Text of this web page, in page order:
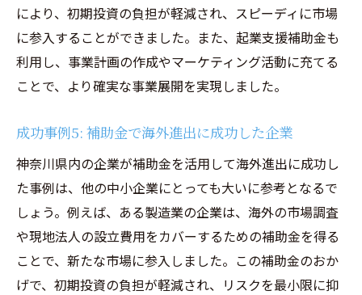
により、初期投資の負担が軽減され、スピーディに市場
に参入することができました。また、起業支援補助金も
利用し、事業計画の作成やマーケティング活動に充てる
ことで、より確実な事業展開を実現しました。
成功事例5: 補助金で海外進出に成功した企業
神奈川県内の企業が補助金を活用して海外進出に成功し
た事例は、他の中小企業にとっても大いに参考となるで
しょう。例えば、ある製造業の企業は、海外の市場調査
や現地法人の設立費用をカバーするための補助金を得る
ことで、新たな市場に参入しました。この補助金のおか
げで、初期投資の負担が軽減され、リスクを最小限に抑